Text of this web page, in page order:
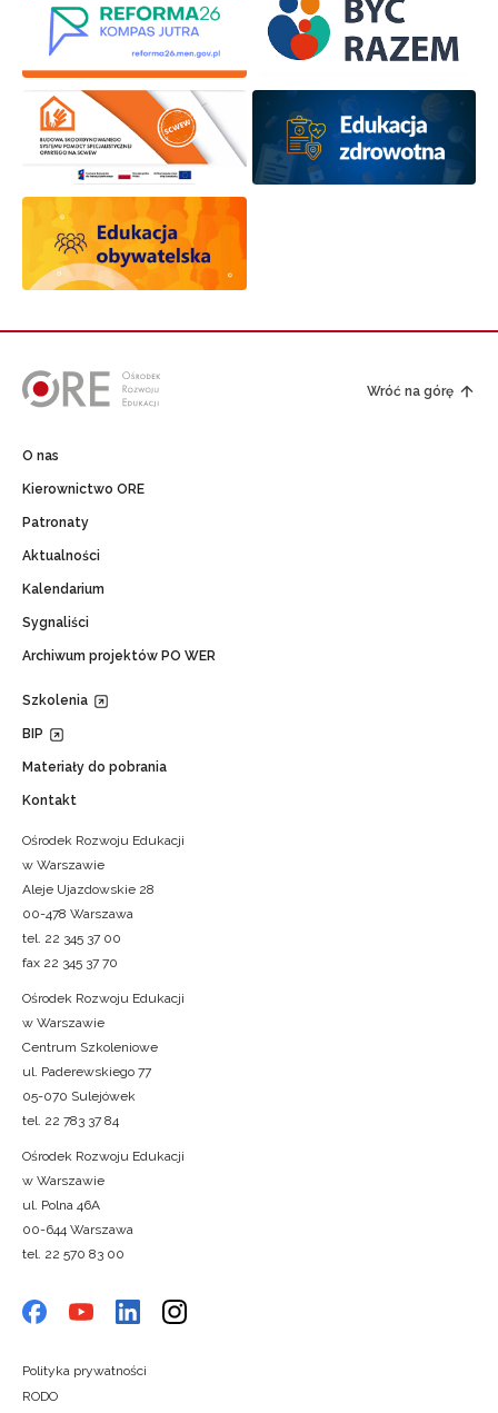
Wróć na górę
O nas
Kierownictwo ORE
Patronaty
Aktualności
Kalendarium
Sygnaliści
Archiwum projektów PO WER
Szkolenia
BIP
Materiały do pobrania
Kontakt
Ośrodek Rozwoju Edukacji
w Warszawie
Aleje Ujazdowskie 28
00-478 Warszawa
tel. 22 345 37 00
fax 22 345 37 70
Ośrodek Rozwoju Edukacji
w Warszawie
Centrum Szkoleniowe
ul. Paderewskiego 77
05-070 Sulejówek
tel. 22 783 37 84
Ośrodek Rozwoju Edukacji
w Warszawie
ul. Polna 46A
00-644 Warszawa
tel. 22 570 83 00
Polityka prywatności
RODO